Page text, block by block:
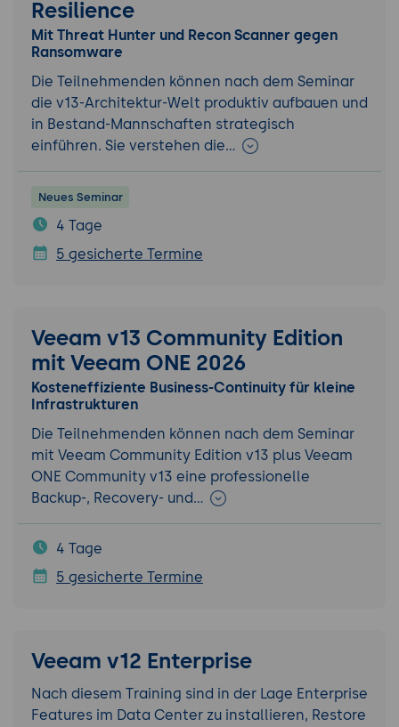
Resilience
Mit Threat Hunter und Recon Scanner gegen
Ransomware
Die Teilnehmenden können nach dem Seminar
die v13-Architektur-Welt produktiv aufbauen und
in Bestand-Mannschaften strategisch
einführen. Sie verstehen die…
Neues Seminar
4 Tage
5 gesicherte Termine
Veeam v13 Community Edition
mit Veeam ONE 2026
Kosteneffiziente Business-Continuity für kleine
Infrastrukturen
Die Teilnehmenden können nach dem Seminar
mit Veeam Community Edition v13 plus Veeam
ONE Community v13 eine professionelle
Backup-, Recovery- und…
4 Tage
5 gesicherte Termine
Veeam v12 Enterprise
Nach diesem Training sind in der Lage Enterprise
Features im Data Center zu installieren, Restore